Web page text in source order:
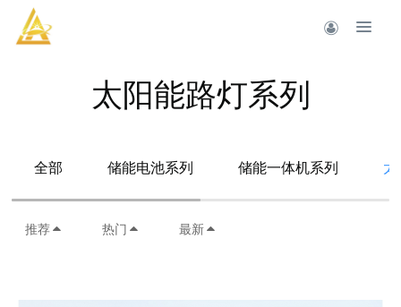
太阳能路灯系列
全部 储能电池系列 储能一体机系列
推荐 热门 最新